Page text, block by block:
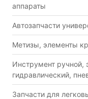
аппараты
Автозапчасти
Метизы, элементы
Инструмент ручной,
гидравлический,
Запчасти для